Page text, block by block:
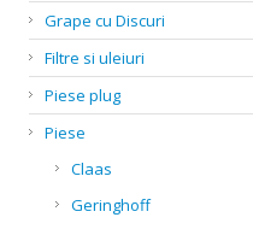
Grape cu Discuri
Filtre si uleiuri
Piese plug
Piese
Claas
Geringhoff